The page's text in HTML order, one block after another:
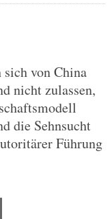
von China
nicht zulassen,
die Sehnsucht
Führung